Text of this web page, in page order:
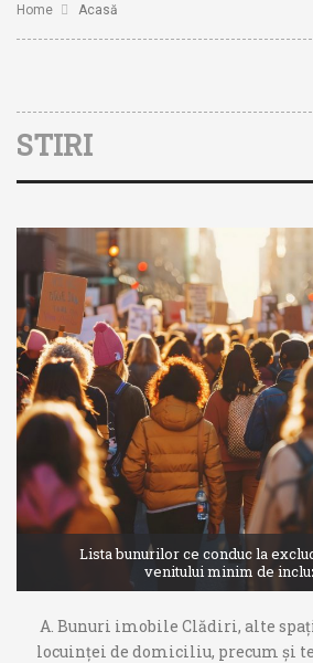
Home Acasă
STIRI
Lista bunurilor ce conduc la
venitului minim de
A. Bunuri imobile Clădiri, alte
locuinţei de domiciliu, precum şi